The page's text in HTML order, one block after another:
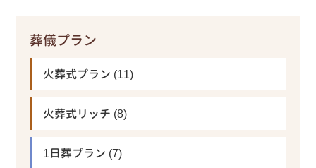
葬儀プラン
火葬式プラン (11)
火葬式リッチ (8)
1日葬プラン (7)